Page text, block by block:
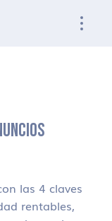
las 4 claves
rentables,